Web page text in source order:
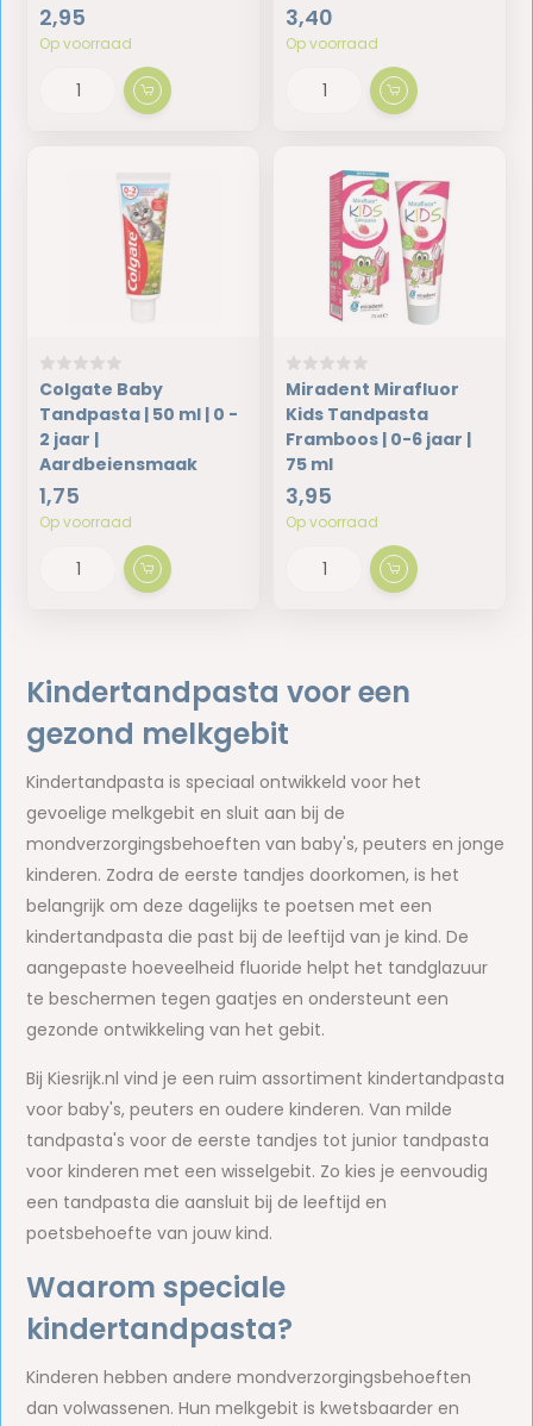
2,95
Op voorraad
3,40
Op voorraad
Colgate Baby
Tandpasta | 50 ml | 0 -
2 jaar |
Aardbeiensmaak
1,75
Op voorraad
Miradent Mirafluor
Kids Tandpasta
Framboos | 0-6 jaar |
75 ml
3,95
Op voorraad
Kindertandpasta voor een
gezond melkgebit
Kindertandpasta is speciaal ontwikkeld voor het
gevoelige melkgebit en sluit aan bij de
mondverzorgingsbehoeften van baby's, peuters en jonge
kinderen. Zodra de eerste tandjes doorkomen, is het
belangrijk om deze dagelijks te poetsen met een
kindertandpasta die past bij de leeftijd van je kind. De
aangepaste hoeveelheid fluoride helpt het tandglazuur
te beschermen tegen gaatjes en ondersteunt een
gezonde ontwikkeling van het gebit.
Bij Kiesrijk.nl vind je een ruim assortiment kindertandpasta
voor baby's, peuters en oudere kinderen. Van milde
tandpasta's voor de eerste tandjes tot junior tandpasta
voor kinderen met een wisselgebit. Zo kies je eenvoudig
een tandpasta die aansluit bij de leeftijd en
poetsbehoefte van jouw kind.
Waarom speciale
kindertandpasta?
Kinderen hebben andere mondverzorgingsbehoeften
dan volwassenen. Hun melkgebit is kwetsbaarder en